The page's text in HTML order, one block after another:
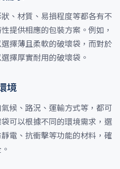
、材質、易損程度等都各有不
提供相應的包裝方案。例如，
擇薄且柔軟的破壞袋，而對於
擇厚實耐用的破壞袋。
境
候、路況、運輸方式等，都可
可以根據不同的環境需求，選
電、抗衝擊等功能的材料，確